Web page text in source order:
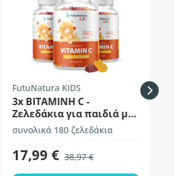
FutuNatura KIDS
3x ΒΙΤΑΜΙΝΗ C -
Ζελεδάκια για παιδιά με
βιταμίνη C
συνολικά 180 ζελεδάκια
17,99 € 38,97 €